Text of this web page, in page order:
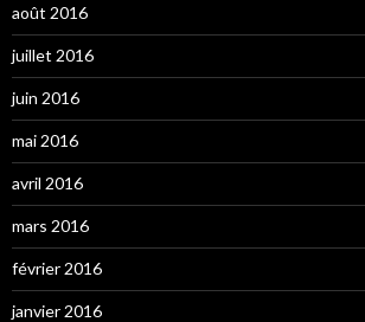
août 2016
juillet 2016
juin 2016
mai 2016
avril 2016
mars 2016
février 2016
janvier 2016